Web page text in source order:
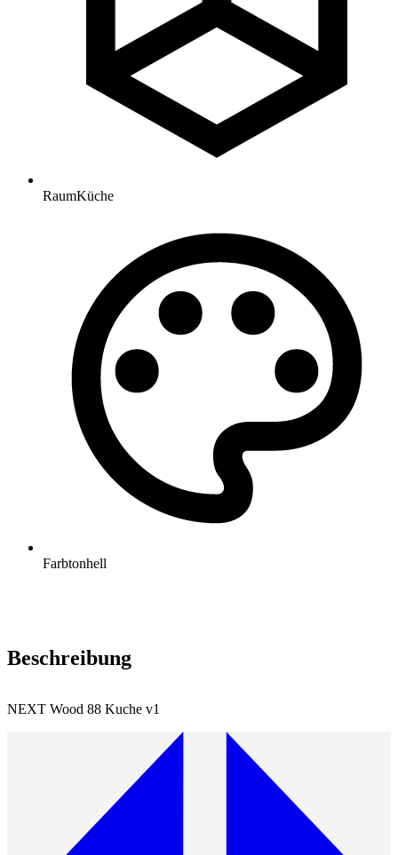
RaumKüche
Farbtonhell
Beschreibung
NEXT Wood 88 Kuche v1